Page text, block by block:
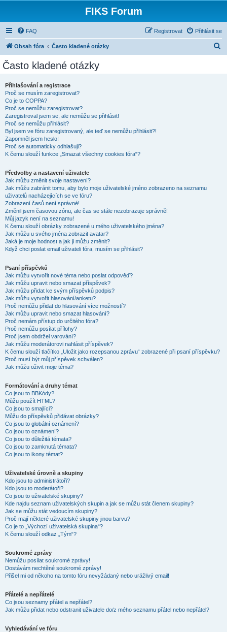
FIKS Forum
FAQ Přihlásit se
Registrovat
Obsah fóra Často kladené otázky
Často kladené otázky
Přihlašování a registrace
Proč se musím zaregistrovat?
Co je to COPPA?
Proč se nemůžu zaregistrovat?
Zaregistroval jsem se, ale nemůžu se přihlásit!
Proč se nemůžu přihlásit?
Byl jsem ve fóru zaregistrovaný, ale teď se nemůžu přihlásit?!
Zapomněl jsem heslo!
Proč se automaticky odhlašuji?
K čemu slouží funkce „Smazat všechny cookies fóra“?
Předvolby a nastavení uživatele
Jak můžu změnit svoje nastavení?
Jak můžu zabránit tomu, aby bylo moje uživatelské jméno zobrazeno na seznamu
uživatelů nacházejících se ve fóru?
Zobrazení časů není správné!
Změnil jsem časovou zónu, ale čas se stále nezobrazuje správně!
Můj jazyk není na seznamu!
K čemu slouží obrázky zobrazené u mého uživatelského jména?
Jak můžu u svého jména zobrazit avatar?
Jaká je moje hodnost a jak ji můžu změnit?
Když chci poslat email uživateli fóra, musím se přihlásit?
Psaní příspěvků
Jak můžu vytvořit nové téma nebo poslat odpověď?
Jak můžu upravit nebo smazat příspěvek?
Jak můžu přidat ke svým příspěvků podpis?
Jak můžu vytvořit hlasování/anketu?
Proč nemůžu přidat do hlasování více možností?
Jak můžu upravit nebo smazat hlasování?
Proč nemám přístup do určitého fóra?
Proč nemůžu posílat přílohy?
Proč jsem obdržel varování?
Jak můžu moderátorovi nahlásit příspěvek?
K čemu slouží tlačítko „Uložit jako rozepsanou zprávu“ zobrazené při psaní příspěvku?
Proč musí být můj příspěvek schválen?
Jak můžu oživit moje téma?
Formátování a druhy témat
Co jsou to BBKódy?
Můžu použít HTML?
Co jsou to smajlíci?
Můžu do příspěvků přidávat obrázky?
Co jsou to globální oznámení?
Co jsou to oznámení?
Co jsou to důležitá témata?
Co jsou to zamknutá témata?
Co jsou to ikony témat?
Uživatelské úrovně a skupiny
Kdo jsou to administrátoři?
Kdo jsou to moderátoři?
Co jsou to uživatelské skupiny?
Kde najdu seznam uživatelských skupin a jak se můžu stát členem skupiny?
Jak se můžu stát vedoucím skupiny?
Proč mají některé uživatelské skupiny jinou barvu?
Co je to „Výchozí uživatelská skupina“?
K čemu slouží odkaz „Tým“?
Soukromé zprávy
Nemůžu posílat soukromé zprávy!
Dostávám nechtěné soukromé zprávy!
Přišel mi od někoho na tomto fóru nevyžádaný nebo urážlivý email!
Přátelé a nepřátelé
Co jsou seznamy přátel a nepřátel?
Jak můžu přidat nebo odstranit uživatele do/z mého seznamu přátel nebo nepřátel?
Vyhledávání ve fóru